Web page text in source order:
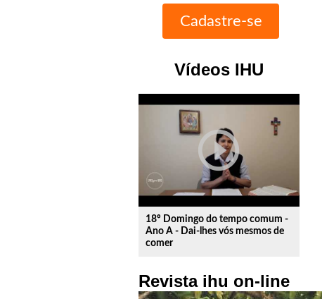
Vídeos IHU
play_circle_outline
18º Domingo do tempo comum -
Ano A - Dai-lhes vós mesmos de
comer
Revista ihu on-line